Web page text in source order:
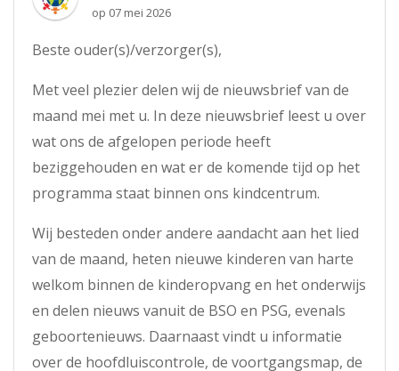
op 07 mei 2026
Beste ouder(s)/verzorger(s),
Met veel plezier delen wij de nieuwsbrief van de
maand mei met u. In deze nieuwsbrief leest u over
wat ons de afgelopen periode heeft
beziggehouden en wat er de komende tijd op het
programma staat binnen ons kindcentrum.
Wij besteden onder andere aandacht aan het lied
van de maand, heten nieuwe kinderen van harte
welkom binnen de kinderopvang en het onderwijs
en delen nieuws vanuit de BSO en PSG, evenals
geboortenieuws. Daarnaast vindt u informatie
over de hoofdluiscontrole, de voortgangsmap, de